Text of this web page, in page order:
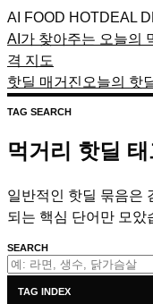
AI FOOD HOTDEAL
AI가 찾아주는 오늘의
격 지도
핫딜 매거진 오늘의 핫
TAG SEARCH
먹거리 핫딜
일반적인 핫딜 묶음은
되는 핵심 단어만 모았
SEARCH
TAG INDEX